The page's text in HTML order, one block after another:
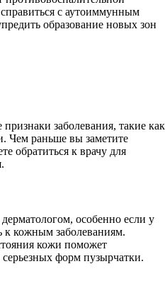
с аутоиммунным
образование новых зон
заболевания, такие как
Чем раньше вы заметите
обратиться к врачу для
особенно если у
к кожным заболеваниям.
кожи поможет
серьезных форм пузырчатки.